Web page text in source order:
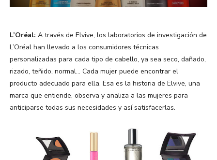
L’Oréal: A través de Elvive, los laboratorios de investigación de
L’Oréal han llevado a los consumidores técnicas
personalizadas para cada tipo de cabello, ya sea seco, dañado,
rizado, teñido, normal… Cada mujer puede encontrar el
producto adecuado para ella. Esa es la historia de Elvive, una
marca que entiende, observa y analiza a las mujeres para
anticiparse todas sus necesidades y así satisfacerlas.